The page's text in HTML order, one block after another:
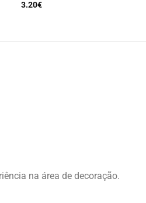
3.20€
na área de decoração.